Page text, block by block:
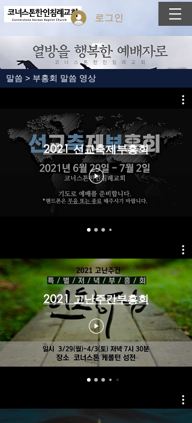
로그인
말씀 > 부흥회 말씀 영상
2021 선교축제부흥회
2021 고난주간부흥회